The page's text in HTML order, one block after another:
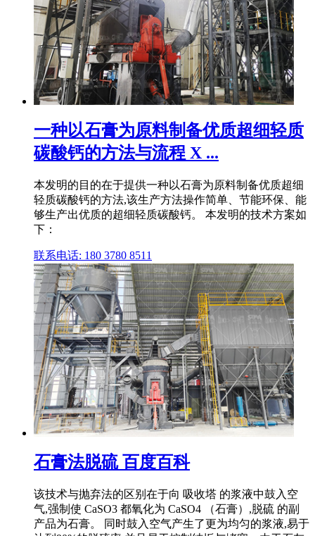
一种以石膏为原料制备优质超细轻质
碳酸钙的方法与流程 X ...
本发明的目的在于提供一种以石膏为原料制备优质超细
轻质碳酸钙的方法,该生产方法操作简单、节能环保、能
够生产出优质的超细轻质碳酸钙。 本发明的技术方案如
下：
联系电话: 180 3780 8511
石膏法脱硫 百度百科
该技术与抛弃法的区别在于向 吸收塔 的浆液中鼓入空
气,强制使 CaSO3 都氧化为 CaSO4 （石膏）,脱硫 的副
产品为石膏。 同时鼓入空气产生了更为均匀的浆液,易于